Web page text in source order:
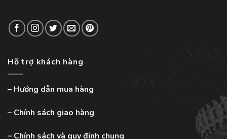
Hỗ trợ khách hàng
– Hướng dẫn mua hàng
– Chính sách giao hàng
– Chính sách và quy định chung